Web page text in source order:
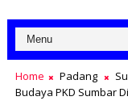
Home Padang
Budaya PKD Sumbar